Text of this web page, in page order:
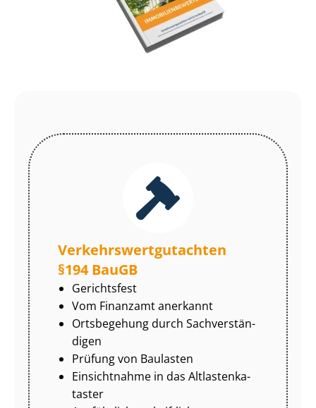
Ver­kehrs­wert­gut­ach­ten
§194 BauGB
Gerichtsfest
Vom Finanzamt anerkannt
Ortsbegehung durch Sach­ver­stän­
di­gen
Prüfung von Baulasten
Einsichtnahme in das Alt­las­ten­ka­
tas­ter